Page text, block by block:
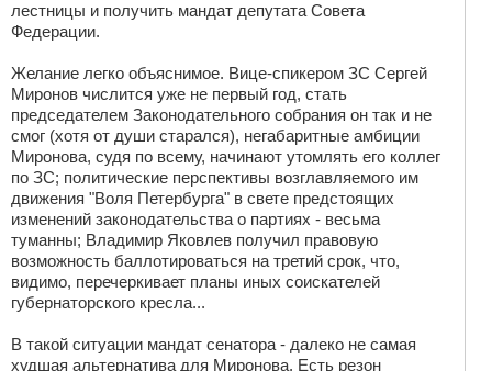
лестницы и получить мандат депутата Совета
Федерации.
Желание легко объяснимое. Вице-спикером ЗС Сергей
Миронов числится уже не первый год, стать
председателем Законодательного собрания он так и не
смог (хотя от души старался), негабаритные амбиции
Миронова, судя по всему, начинают утомлять его коллег
по ЗС; политические перспективы возглавляемого им
движения "Воля Петербурга" в свете предстоящих
изменений законодательства о партиях - весьма
туманны; Владимир Яковлев получил правовую
возможность баллотироваться на третий срок, что,
видимо, перечеркивает планы иных соискателей
губернаторского кресла...
В такой ситуации мандат сенатора - далеко не самая
худшая альтернатива для Миронова. Есть резон